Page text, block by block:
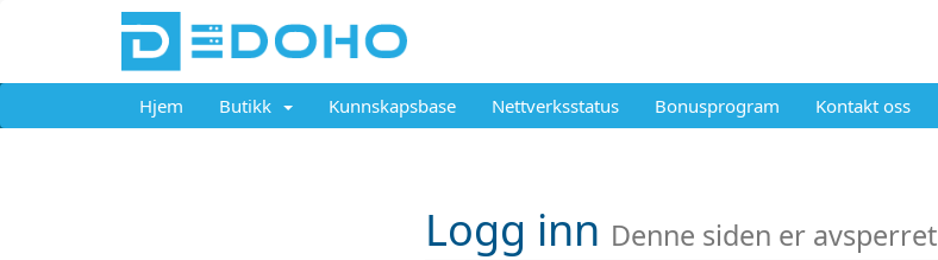
Hjem Butikk Kunnskapsbase Nettverksstatus Bonusprogram Kontakt oss
Logg inn Denne siden er avsperret